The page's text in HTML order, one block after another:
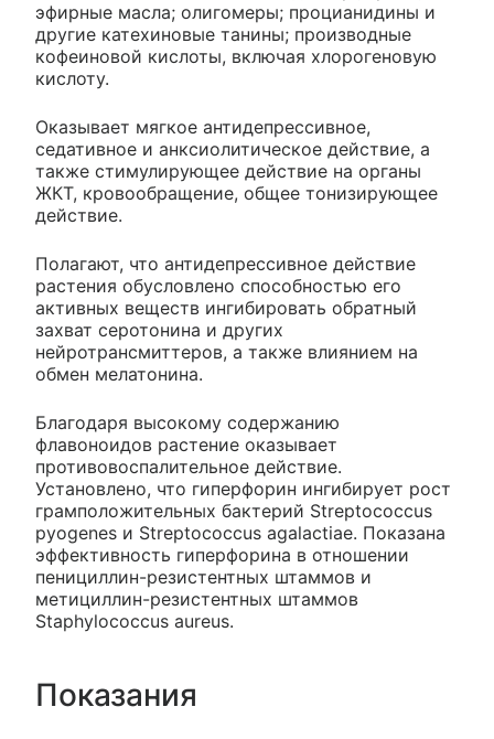
эфирные масла; олигомеры; процианидины и
другие катехиновые танины; производные
кофеиновой кислоты, включая хлорогеновую
кислоту.
Оказывает мягкое антидепрессивное,
седативное и анксиолитическое действие, а
также стимулирующее действие на органы
ЖКТ, кровообращение, общее тонизирующее
действие.
Полагают, что антидепрессивное действие
растения обусловлено способностью его
активных веществ ингибировать обратный
захват серотонина и других
нейротрансмиттеров, а также влиянием на
обмен мелатонина.
Благодаря высокому содержанию
флавоноидов растение оказывает
противовоспалительное действие.
Установлено, что гиперфорин ингибирует рост
грамположительных бактерий Streptococcus
pyogenes и Streptococcus agalactiae. Показана
эффективность гиперфорина в отношении
пенициллин-резистентных штаммов и
метициллин-резистентных штаммов
Staphylococcus aureus.
Показания